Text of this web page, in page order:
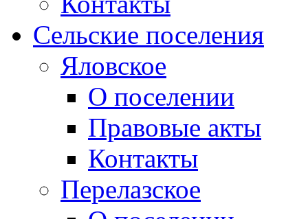
Сельские поселения
Яловское
О поселении
Правовые акты
Контакты
Перелазское